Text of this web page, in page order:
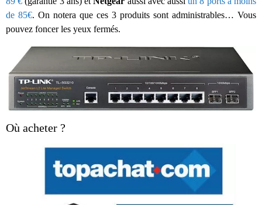
de 85€. On notera que ces 3 produits sont administrables… Vous
pouvez foncer les yeux fermés.
Où acheter ?